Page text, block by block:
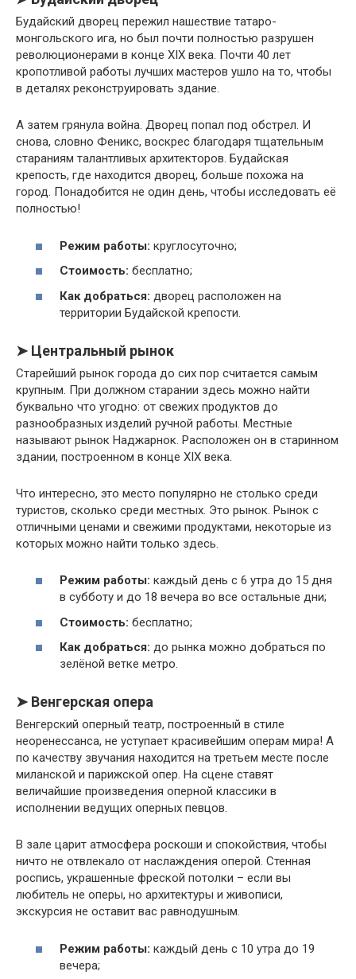
Будайский дворец пережил нашествие татаро-
монгольского ига, но был почти полностью разрушен
революционерами в конце XIX века. Почти 40 лет
кропотливой работы лучших мастеров ушло на то, чтобы
в деталях реконструировать здание.
А затем грянула война. Дворец попал под обстрел. И
снова, словно Феникс, воскрес благодаря тщательным
стараниям талантливых архитекторов. Будайская
крепость, где находится дворец, больше похожа на
город. Понадобится не один день, чтобы исследовать её
полностью!
Режим работы: круглосуточно;
Стоимость: бесплатно;
Как добраться: дворец расположен на
территории Будайской крепости.
➤ Центральный рынок
Старейший рынок города до сих пор считается самым
крупным. При должном старании здесь можно найти
буквально что угодно: от свежих продуктов до
разнообразных изделий ручной работы. Местные
называют рынок Наджарнок. Расположен он в старинном
здании, построенном в конце XIX века.
Что интересно, это место популярно не столько среди
туристов, сколько среди местных. Это рынок. Рынок с
отличными ценами и свежими продуктами, некоторые из
которых можно найти только здесь.
Режим работы: каждый день с 6 утра до 15 дня
в субботу и до 18 вечера во все остальные дни;
Стоимость: бесплатно;
Как добраться: до рынка можно добраться по
зелёной ветке метро.
➤ Венгерская опера
Венгерский оперный театр, построенный в стиле
неоренессанса, не уступает красивейшим операм мира! А
по качеству звучания находится на третьем месте после
миланской и парижской опер. На сцене ставят
величайшие произведения оперной классики в
исполнении ведущих оперных певцов.
В зале царит атмосфера роскоши и спокойствия, чтобы
ничто не отвлекало от наслаждения оперой. Стенная
роспись, украшенные фреской потолки – если вы
любитель не оперы, но архитектуры и живописи,
экскурсия не оставит вас равнодушным.
Режим работы: каждый день с 10 утра до 19
вечера;